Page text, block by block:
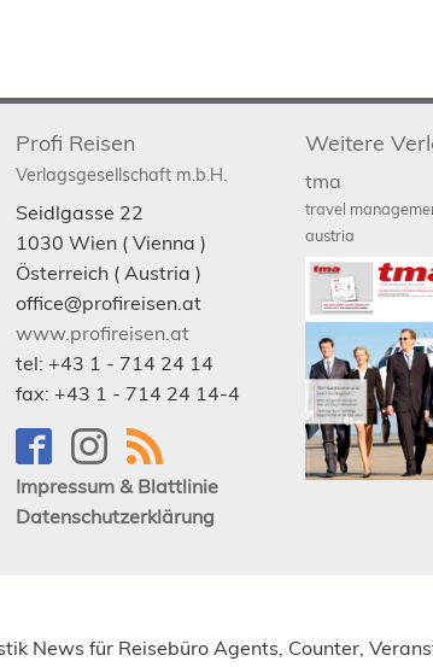
Profi Reisen
Verlagsgesellschaft m.b.H.
Seidlgasse 22
1030 Wien ( Vienna )
Österreich ( Austria )
office@profireisen.at
www.profireisen.at
tel: +43 1 - 714 24 14
fax: +43 1 - 714 24 14-4
Impressum & Blattlinie
Datenschutzerklärung
Weitere
tma
travel
austria
News für Reisebüro Agents, Counter,